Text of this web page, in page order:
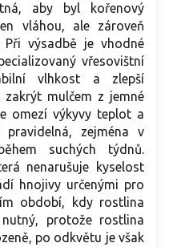
aby byl kořenový
vláhou, ale zároveň
Při výsadbě je vhodné
vřesovištní
vlhkost a zlepší
mulčem z jemné
omezí výkyvy teplot a
zejména v
suchých týdnů.
nenarušuje kyselost
hnojivy určenými pro
období, kdy rostlina
protože rostlina
po odkvětu je však